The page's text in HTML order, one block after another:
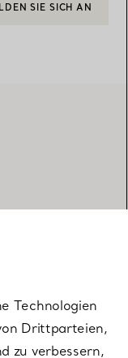
SIE SICH AN
Technologien
Drittparteien,
zu verbessern,